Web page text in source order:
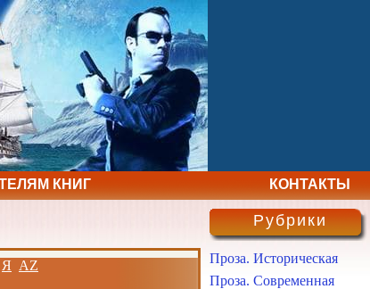
КНИГ КОНТАКТЫ
Я AZ
Рубрики
Проза. Историческая
Проза. Современная